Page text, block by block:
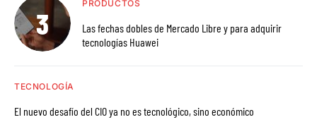
PRODUCTOS
Las fechas dobles de Mercado Libre y para adquirir
tecnologías Huawei
TECNOLOGÍA
El nuevo desafío del CIO ya no es tecnológico, sino económico